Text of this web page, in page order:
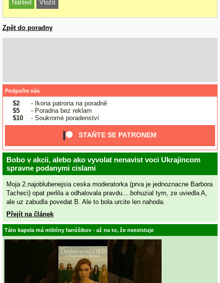
Zpět do poradny
Podpořte nás
$2
- Ikona patrona na poradně
$5
- Poradna bez reklam
$10
- Soukromé poradenství
STAŇTE SE PATRONEM
Bobo v akcii, alebo ako vyvolat nenavist voci Ukrajincom
spravne podanymi cislami
Moja 2.najoblubenejsia ceska moderatorka (prva je jednoznacne Barbora
Tacheci) opat perlila a odhalovala pravdu....bohuzial tym, ze uviedla A,
ale uz zabudla povedat B. Ale to bola urcite len nahoda.
Přejít na článek
Táto kapela má milióny fanúšikov - až na to, že neexistuje